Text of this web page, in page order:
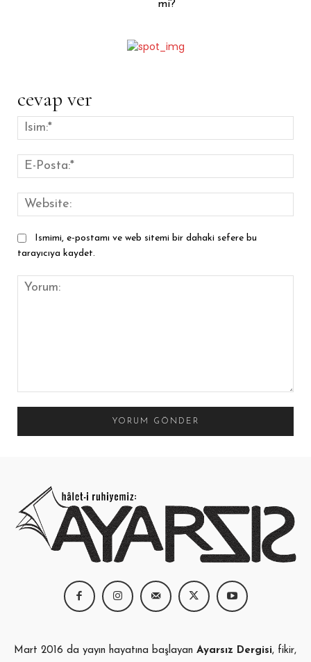
mi?
cevap ver
Ismimi, e-postamı ve web sitemi bir dahaki sefere bu
tarayıcıya kaydet.
Mart 2016 da yayın hayatına başlayan Ayarsız Dergisi, fikir,